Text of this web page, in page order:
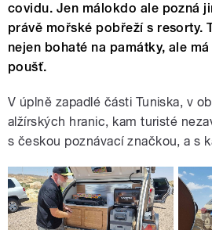
covidu. Jen málokdo ale pozná
právě mořské pobřeží s resorty.
nejen bohaté na památky, ale
poušť.
V úplně zapadlé části Tuniska, v
alžírských hranic, kam turisté
s českou poznávací značkou, a s